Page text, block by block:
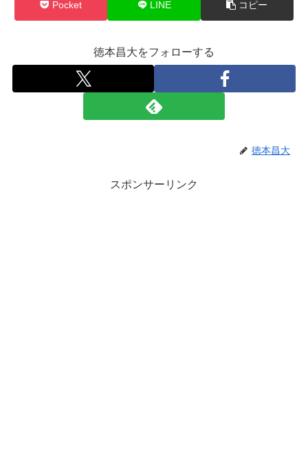
Pocket LINE コピー
徳本昌大をフォローする
徳本昌大
スポンサーリンク